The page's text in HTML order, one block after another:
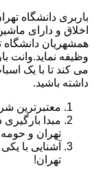
باربری دانشگاه
اخلاق و دارای
همشهریان دانشگاه
وظیفه نماید.وانت
می کند تا با یک
داشته باشید.
معتبرترین
مبدا بارگیری
تهران و
آشنایی با
تهران!